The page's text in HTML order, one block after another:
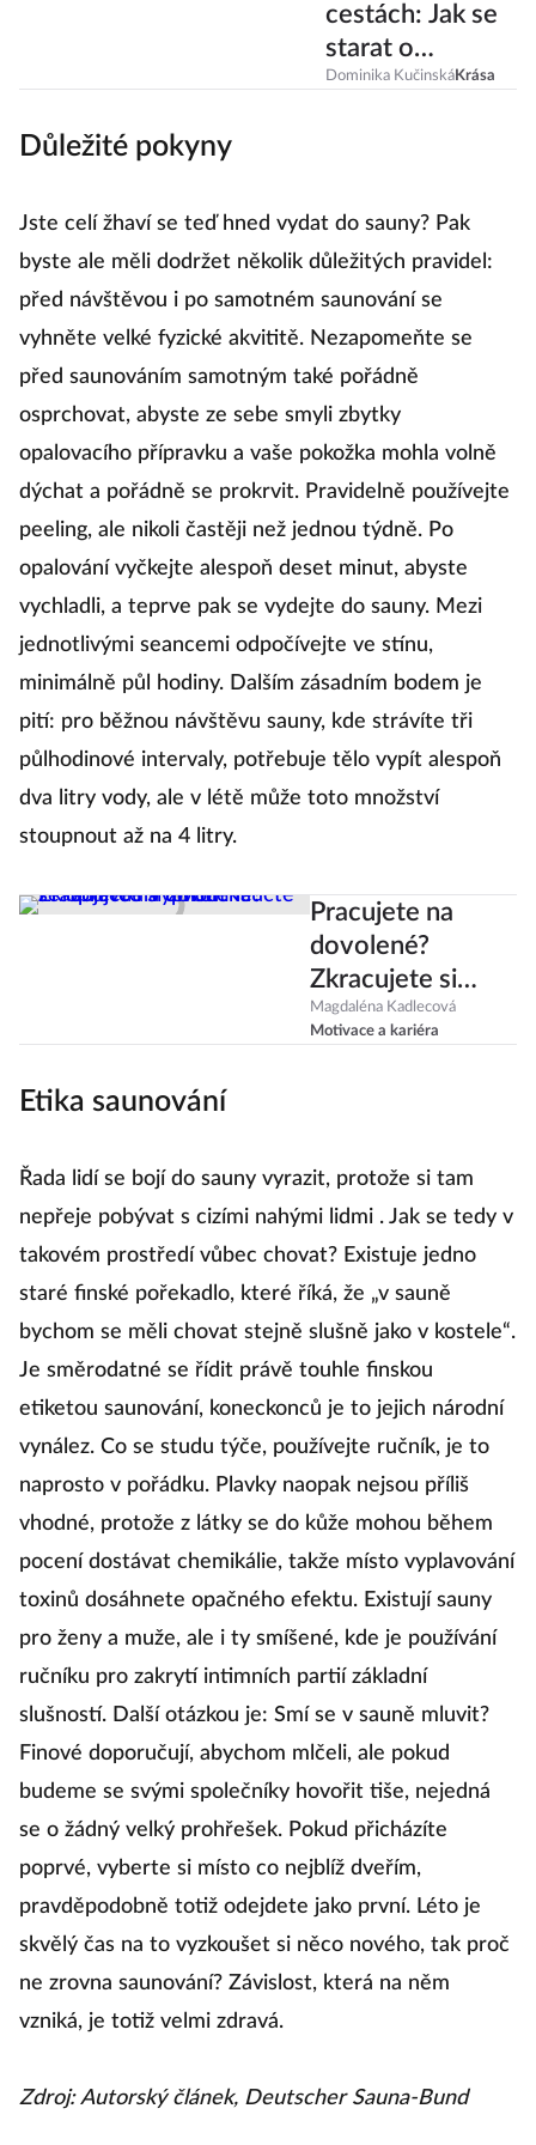
cestách: Jak se
starat o
pokožku před
Dominika KučinskáKrása
Důležité pokyny
Jste celí žhaví se teď hned vydat do sauny? Pak
byste ale měli dodržet několik důležitých pravidel:
před návštěvou i po samotném saunování se
vyhněte velké fyzické akvititě. Nezapomeňte se
před saunováním samotným také pořádně
osprchovat, abyste ze sebe smyli zbytky
opalovacího přípravku a vaše pokožka mohla volně
dýchat a pořádně se prokrvit. Pravidelně používejte
peeling, ale nikoli častěji než jednou týdně. Po
opalování vyčkejte alespoň deset minut, abyste
vychladli, a teprve pak se vydejte do sauny. Mezi
jednotlivými seancemi odpočívejte ve stínu,
minimálně půl hodiny. Dalším zásadním bodem je
pití: pro běžnou návštěvu sauny, kde strávíte tři
půlhodinové intervaly, potřebuje tělo vypít alespoň
dva litry vody, ale v létě může toto množství
stoupnout až na 4 litry.
Pracujete na
dovolené?
Zkracujete si
život. Naučte se
opravdu vypnout
Magdaléna Kadlecová
Motivace a kariéra
Etika saunování
Řada lidí se bojí do sauny vyrazit, protože si tam
nepřeje pobývat s cizími nahými lidmi . Jak se tedy v
takovém prostředí vůbec chovat? Existuje jedno
staré finské pořekadlo, které říká, že „v sauně
bychom se měli chovat stejně slušně jako v kostele“.
Je směrodatné se řídit právě touhle finskou
etiketou saunování, koneckonců je to jejich národní
vynález. Co se studu týče, používejte ručník, je to
naprosto v pořádku. Plavky naopak nejsou příliš
vhodné, protože z látky se do kůže mohou během
pocení dostávat chemikálie, takže místo vyplavování
toxinů dosáhnete opačného efektu. Existují sauny
pro ženy a muže, ale i ty smíšené, kde je používání
ručníku pro zakrytí intimních partií základní
slušností. Další otázkou je: Smí se v sauně mluvit?
Finové doporučují, abychom mlčeli, ale pokud
budeme se svými společníky hovořit tiše, nejedná
se o žádný velký prohřešek. Pokud přicházíte
poprvé, vyberte si místo co nejblíž dveřím,
pravděpodobně totiž odejdete jako první. Léto je
skvělý čas na to vyzkoušet si něco nového, tak proč
ne zrovna saunování? Závislost, která na něm
vzniká, je totiž velmi zdravá.
Zdroj: Autorský článek, Deutscher Sauna-Bund